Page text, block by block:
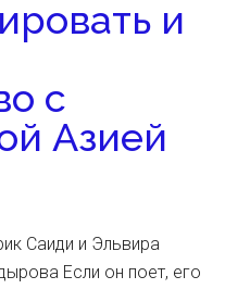
и
с
Азией
Саиди и Эльвира
Если он поет, его